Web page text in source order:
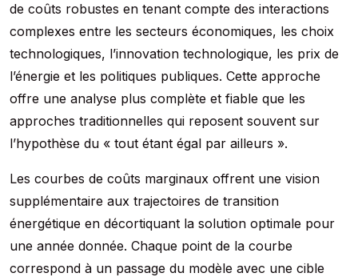
de coûts robustes en tenant compte des interactions
complexes entre les secteurs économiques, les choix
technologiques, l’innovation technologique, les prix de
l’énergie et les politiques publiques. Cette approche
offre une analyse plus complète et fiable que les
approches traditionnelles qui reposent souvent sur
l’hypothèse du « tout étant égal par ailleurs ».
Les courbes de coûts marginaux offrent une vision
supplémentaire aux trajectoires de transition
énergétique en décortiquant la solution optimale pour
une année donnée. Chaque point de la courbe
correspond à un passage du modèle avec une cible